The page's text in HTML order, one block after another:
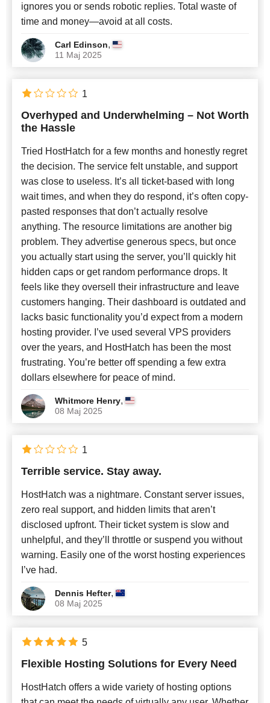
ignores you or sends robotic replies. Total waste of
time and money—avoid at all costs.
Carl Edinson,
11 Maj 2025
Overhyped and Underwhelming – Not Worth
the Hassle
Tried HostHatch for a few months and honestly regret
the decision. The service felt unstable, and support
was close to useless. It’s all ticket-based with long
wait times, and when they do respond, it’s often copy-
pasted responses that don’t actually resolve
anything. The resource limitations are another big
problem. They advertise generous specs, but once
you actually start using the server, you’ll quickly hit
hidden caps or get random performance drops. It
feels like they oversell their infrastructure and leave
customers hanging. Their dashboard is outdated and
lacks basic functionality you’d expect from a modern
hosting provider. I’ve used several VPS providers
over the years, and HostHatch has been the most
frustrating. You’re better off spending a few extra
dollars elsewhere for peace of mind.
Whitmore Henry,
08 Maj 2025
1
Terrible service. Stay away.
HostHatch was a nightmare. Constant server issues,
zero real support, and hidden limits that aren’t
disclosed upfront. Their ticket system is slow and
unhelpful, and they’ll throttle or suspend you without
warning. Easily one of the worst hosting experiences
I’ve had.
Dennis Hefter,
08 Maj 2025
1
Flexible Hosting Solutions for Every Need
HostHatch offers a wide variety of hosting options
5